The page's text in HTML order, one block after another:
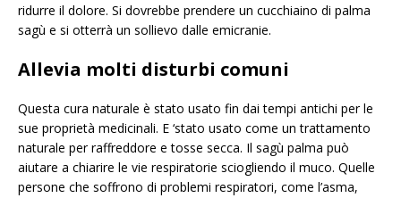
ridurre il dolore. Si dovrebbe prendere un cucchiaino di palma
sagù e si otterrà un sollievo dalle emicranie.
Allevia molti disturbi comuni
Questa cura naturale è stato usato fin dai tempi antichi per le
sue proprietà medicinali. E ‘stato usato come un trattamento
naturale per raffreddore e tosse secca. Il sagù palma può
aiutare a chiarire le vie respiratorie sciogliendo il muco. Quelle
persone che soffrono di problemi respiratori, come l’asma,